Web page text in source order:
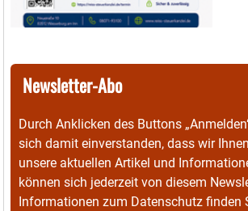
Newsletter-Abo
Durch Anklicken des Buttons
sich damit einverstanden, dass wir
unsere aktuellen Artikel und
können sich jederzeit von diesem
Informationen zum Datenschutz finden